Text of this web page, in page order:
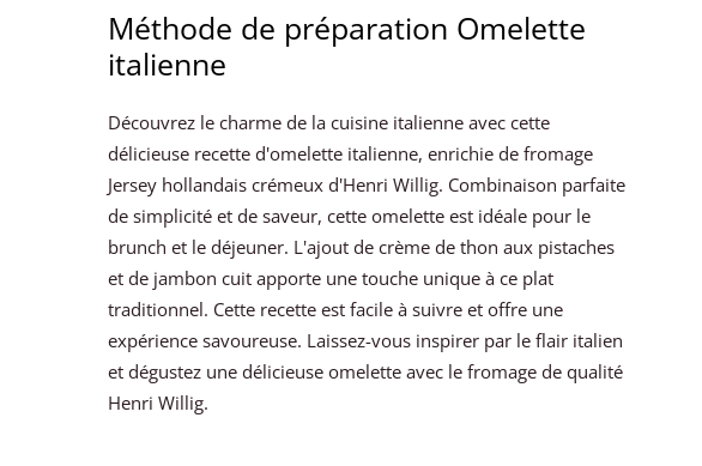
Méthode de préparation Omelette
italienne
Découvrez le charme de la cuisine italienne avec cette
délicieuse recette d'omelette italienne, enrichie de fromage
Jersey hollandais crémeux d'Henri Willig. Combinaison parfaite
de simplicité et de saveur, cette omelette est idéale pour le
brunch et le déjeuner. L'ajout de crème de thon aux pistaches
et de jambon cuit apporte une touche unique à ce plat
traditionnel. Cette recette est facile à suivre et offre une
expérience savoureuse. Laissez-vous inspirer par le flair italien
et dégustez une délicieuse omelette avec le fromage de qualité
Henri Willig.